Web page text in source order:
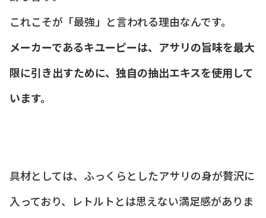
これこそが「最強」と言われる理由なんです。
メーカーであるキユーピーは、アサリの旨味を最大
限に引き出すために、独自の抽出エキスを使用して
います。
具材としては、ふっくらとしたアサリの身が贅沢に
入っており、レトルトとは思えない満足感がありま